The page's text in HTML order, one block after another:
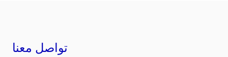
تواصل معنا